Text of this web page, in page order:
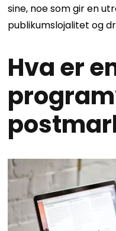
sine, noe som gir en
publikumslojalitet og
Hva er